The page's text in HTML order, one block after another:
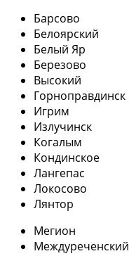
Барсово
Белоярский
Белый Яр
Березово
Высокий
Горноправдинск
Игрим
Излучинск
Когалым
Кондинское
Лангепас
Локосово
Лянтор
Мегион
Междуреченский